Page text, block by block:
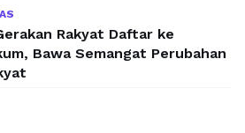
Rakyat Daftar ke
Bawa Semangat Perubahan